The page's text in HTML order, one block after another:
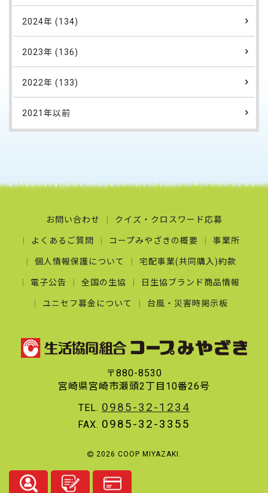
2024年 (134)
2023年 (136)
2022年 (133)
2021年以前
お問い合わせ クイズ・クロスワード応募
よくあるご質問 コープみやざきの概要 事業所
個人情報保護について 宅配事業(共同購入)約款
電子公告 全国の生協 日生協ブランド商品情報
ユニセフ募金について 台風・災害時掲示板
〒880-8530
宮崎県宮崎市瀬頭2丁目10番26号
TEL. 0985-32-1234
FAX. 0985-32-3355
2026 COOP MIYAZAKI.